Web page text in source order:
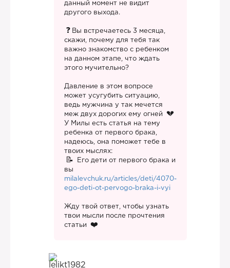
данный момент не видит
другого выхода.
Вы встречаетесь 3 месяца,
скажи, почему для тебя так
важно знакомство с ребенком
на данном этапе, что ждать
этого мучительно?
Давление в этом вопросе
может усугубить ситуацию,
ведь мужчина у так мечется
меж двух дорогих ему огней
У Милы есть статья на тему
ребенка от первого брака,
надеюсь, она поможет тебе в
твоих мыслях:
Его дети от первого брака и
вы
milalevchuk.ru/articles/deti/4070-
ego-deti-ot-pervogo-braka-i-vyi
Жду твой ответ, чтобы узнать
твои мысли после прочтения
статьи